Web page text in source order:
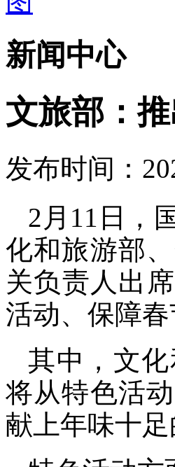
新闻中心
文旅部：
发布时间：
2月11日，
化和旅游部
关负责人出
活动、保障
其中，文
将从特色活
献上年味十